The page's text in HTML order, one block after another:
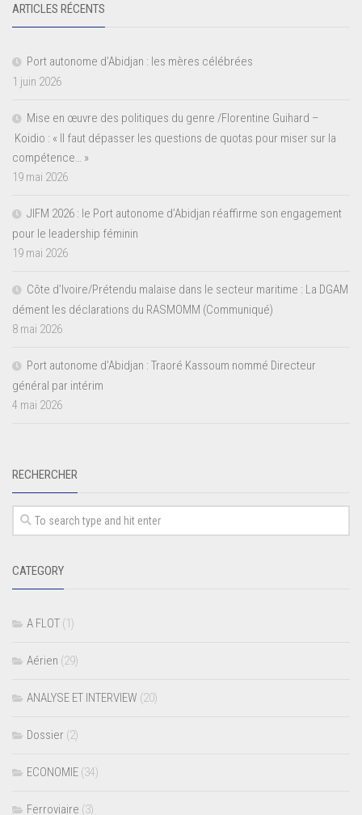
ARTICLES RÉCENTS
Port autonome d’Abidjan : les mères célébrées
1 juin 2026
Mise en œuvre des politiques du genre /Florentine Guihard –
Koidio : « Il faut dépasser les questions de quotas pour miser sur la
compétence… »
19 mai 2026
JIFM 2026 : le Port autonome d’Abidjan réaffirme son engagement
pour le leadership féminin
19 mai 2026
Côte d’Ivoire/Prétendu malaise dans le secteur maritime : La DGAM
dément les déclarations du RASMOMM (Communiqué)
8 mai 2026
Port autonome d’Abidjan : Traoré Kassoum nommé Directeur
général par intérim
4 mai 2026
RECHERCHER
CATEGORY
A FLOT (1)
Aérien (29)
ANALYSE ET INTERVIEW (20)
Dossier (2)
ECONOMIE (34)
Ferroviaire (3)